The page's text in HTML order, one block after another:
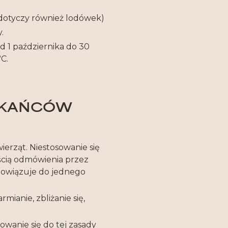
również lodówek)
1 października do 30
Niestosowanie się
odmówienia przez
do jednego
zbliżanie się,
się do tej zasady